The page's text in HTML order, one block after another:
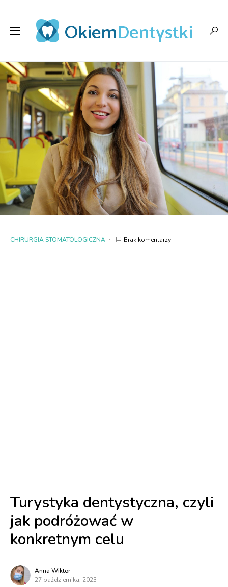
CHIRURGIA STOMATOLOGICZNA Brak komentarzy
Turystyka dentystyczna, czyli
jak podróżować w
konkretnym celu
Anna Wiktor
27 października, 2023